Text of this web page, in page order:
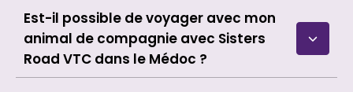
Est-il possible de voyager avec mon
animal de compagnie avec Sisters
Road VTC dans le Médoc ?